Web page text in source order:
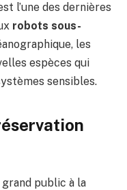
l’une des dernières
robots sous-
les
espèces qui
sensibles.
public à la